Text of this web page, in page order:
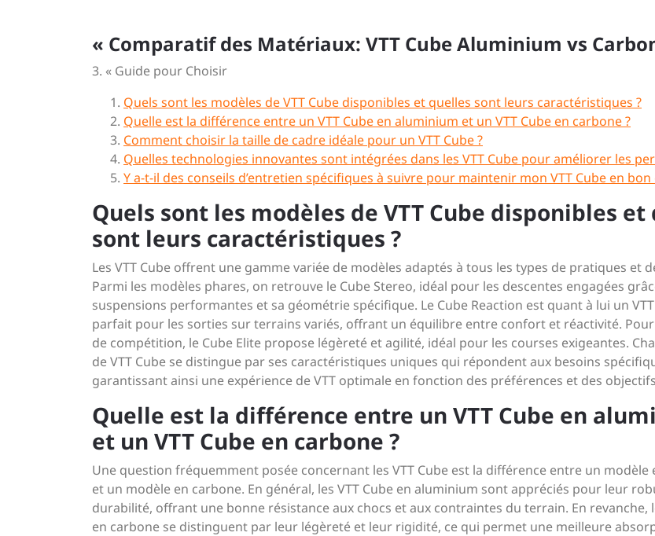
« Comparatif des Matériaux: VTT Cube Aluminium vs
3. « Guide pour Choisir
Quels sont les modèles de VTT Cube disponibles et quelles sont leurs caractéristiques ?
Quelle est la différence entre un VTT Cube en aluminium et un VTT Cube en carbone ?
Comment choisir la taille de cadre idéale pour un VTT Cube ?
Quelles technologies innovantes sont intégrées dans les VTT Cube pour améliorer les
Y a-t-il des conseils d’entretien spécifiques à suivre pour maintenir mon VTT Cube en bon
Quels sont les modèles de VTT Cube disponibles et
sont leurs caractéristiques ?
Les VTT Cube offrent une gamme variée de modèles adaptés à tous les types de pratiques et
Parmi les modèles phares, on retrouve le Cube Stereo, idéal pour les descentes engagées
suspensions performantes et sa géométrie spécifique. Le Cube Reaction est quant à lui un
parfait pour les sorties sur terrains variés, offrant un équilibre entre confort et réactivité.
de compétition, le Cube Elite propose légèreté et agilité, idéal pour les courses exigeantes.
de VTT Cube se distingue par ses caractéristiques uniques qui répondent aux besoins
garantissant ainsi une expérience de VTT optimale en fonction des préférences et des
Quelle est la différence entre un VTT Cube en
et un VTT Cube en carbone ?
Une question fréquemment posée concernant les VTT Cube est la différence entre un modèle
et un modèle en carbone. En général, les VTT Cube en aluminium sont appréciés pour leur
durabilité, offrant une bonne résistance aux chocs et aux contraintes du terrain. En revanche,
en carbone se distinguent par leur légèreté et leur rigidité, ce qui permet une meilleure